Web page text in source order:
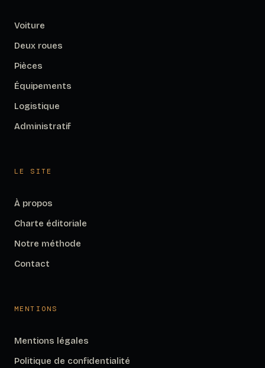
Voiture
Deux roues
Pièces
Équipements
Logistique
Administratif
LE SITE
À propos
Charte éditoriale
Notre méthode
Contact
MENTIONS
Mentions légales
Politique de confidentialité